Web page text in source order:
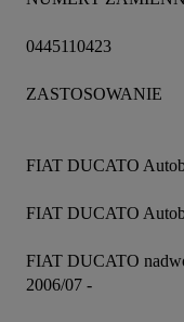
0445110423
ZASTOSOWANIE
FIAT DUCATO
FIAT DUCATO
FIAT DUCATO
2006/07 -